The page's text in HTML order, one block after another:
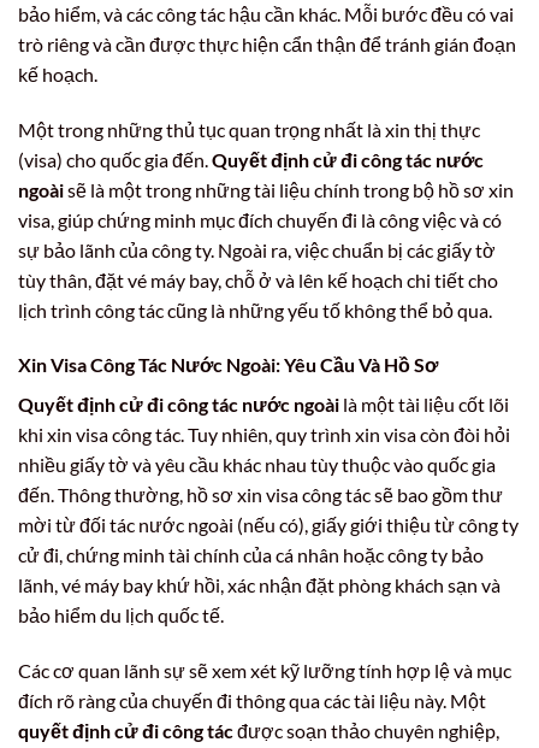
bảo hiểm, và các công tác hậu cần khác. Mỗi bước đều có vai
trò riêng và cần được thực hiện cẩn thận để tránh gián đoạn
kế hoạch.
Một trong những thủ tục quan trọng nhất là xin thị thực
(visa) cho quốc gia đến. Quyết định cử đi công tác nước
ngoàisẽ là một trong những tài liệu chính trong bộ hồ sơ xin
visa, giúp chứng minh mục đích chuyến đi là công việc và có
sự bảo lãnh của công ty. Ngoài ra, việc chuẩn bị các giấy tờ
tùy thân, đặt vé máy bay, chỗ ở và lên kế hoạch chi tiết cho
lịch trình công tác cũng là những yếu tố không thể bỏ qua.
XinVisa Công Tác Nước Ngoài: Yêu Cầu Và Hồ Sơ
Quyết định cử đi công tác nước ngoài là một tài liệu cốt lõi
khi xin visa công tác. Tuy nhiên, quy trình xin visa còn đòi hỏi
nhiều giấy tờ và yêu cầu khác nhau tùy thuộc vào quốc gia
đến. Thông thường, hồ sơ xin visa công tác sẽ bao gồm thư
mời từ đối tác nước ngoài (nếu có), giấy giới thiệu từ công ty
cử đi, chứng minh tài chính của cá nhân hoặc công ty bảo
lãnh, vé máy bay khứ hồi, xác nhận đặt phòng khách sạn và
bảo hiểm du lịch quốc tế.
Các cơ quan lãnh sự sẽ xem xét kỹ lưỡng tính hợp lệ và mục
đích rõ ràng của chuyến đi thông qua các tài liệu này. Một
quyết định cử đi công tácđược soạn thảo chuyên nghiệp,